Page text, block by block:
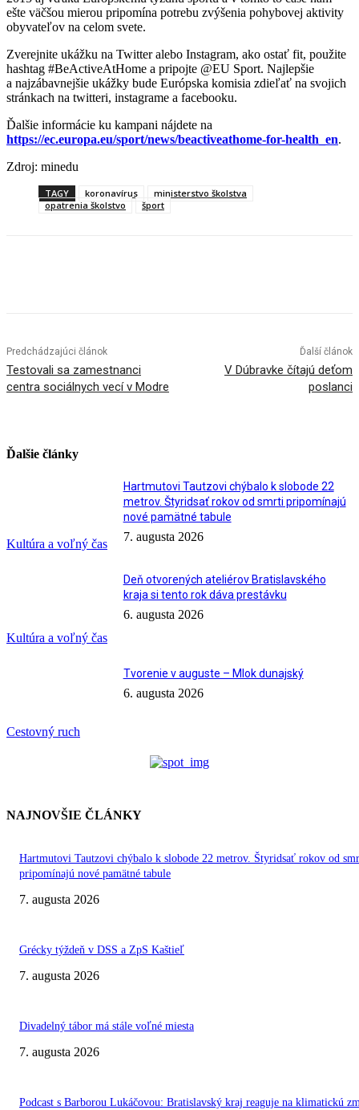
ešte väčšou mierou pripomína potrebu zvýšenia pohybovej aktivity
obyvateľov na celom svete.
Zverejnite ukážku na Twitter alebo Instagram, ako ostať fit, použite
hashtag #BeActiveAtHome a pripojte @EU Sport. Najlepšie
a najzábavnejšie ukážky bude Európska komisia zdieľať na svojich
stránkach na twitteri, instagrame a facebooku.
Ďalšie informácie ku kampani nájdete na
https://ec.europa.eu/sport/news/beactiveathome-for-health_en.
Zdroj: minedu
TAGY koronavírus
ministerstvo školstva
opatrenia školstvo
šport
Predchádzajúci článok
Testovali sa zamestnanci
centra sociálnych vecí v Modre
Ďalší článok
V Dúbravke čítajú deťom
poslanci
Ďalšie články
Kultúra a voľný čas
Hartmutovi Tautzovi chýbalo k slobode 22
metrov. Štyridsať rokov od smrti pripomínajú
nové pamätné tabule
7. augusta 2026
Kultúra a voľný čas
Deň otvorených ateliérov Bratislavského
kraja si tento rok dáva prestávku
6. augusta 2026
Cestovný ruch
Tvorenie v auguste – Mlok dunajský
6. augusta 2026
NAJNOVŠIE ČLÁNKY
Hartmutovi Tautzovi chýbalo k slobode 22 metrov. Štyridsať rokov od
pripomínajú nové pamätné tabule
7. augusta 2026
Grécky týždeň v DSS a ZpS Kaštieľ
7. augusta 2026
Divadelný tábor má stále voľné miesta
7. augusta 2026
Podcast s Barborou Lukáčovou: Bratislavský kraj reaguje na klimatickú